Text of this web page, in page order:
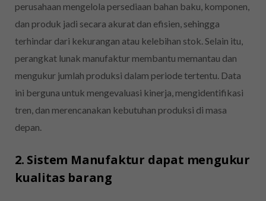
perusahaan mengelola persediaan bahan baku, komponen,
dan produk jadi secara akurat dan efisien, sehingga
terhindar dari kekurangan atau kelebihan stok. Selain itu,
perangkat lunak manufaktur membantu memantau dan
mengukur jumlah produksi dalam periode tertentu. Data
ini berguna untuk mengevaluasi kinerja, mengidentifikasi
tren, dan merencanakan kebutuhan produksi di masa
depan.
2. Sistem Manufaktur dapat mengukur
kualitas barang